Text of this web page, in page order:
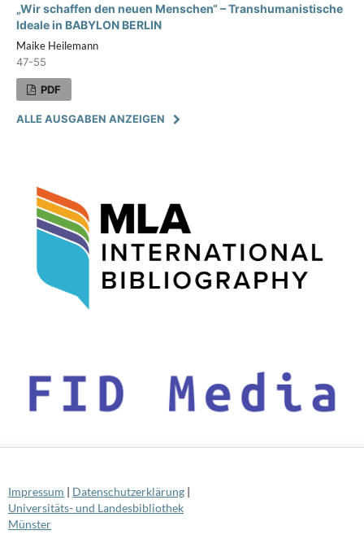
„Wir schaffen den neuen Menschen“ – Transhumanistische
Ideale in BABYLON BERLIN
Maike Heilemann
47-55
PDF
ALLE AUSGABEN ANZEIGEN
Impressum | Datenschutzerklärung|
Universitäts- und Landesbibliothek
Münster